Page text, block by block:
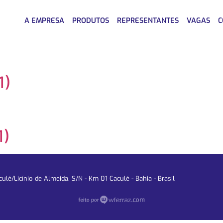
A EMPRESA PRODUTOS REPRESENTANTES VAGAS
Licínio de Almeida, S/N - Km 01 Caculé - Bahia - Brasil